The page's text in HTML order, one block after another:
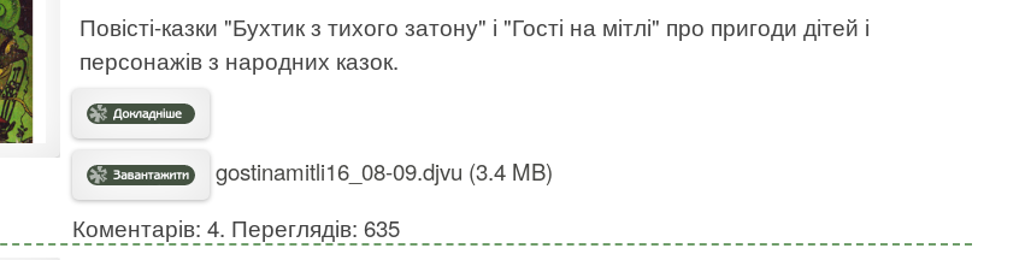
Повісті-казки "Бухтик з тихого затону" і "Гості на мітлі" про пригоди дітей і
персонажів з народних казок.
gostinamitli16_08-09.djvu (3.4 MB)
Коментарів: 4. Переглядів: 635